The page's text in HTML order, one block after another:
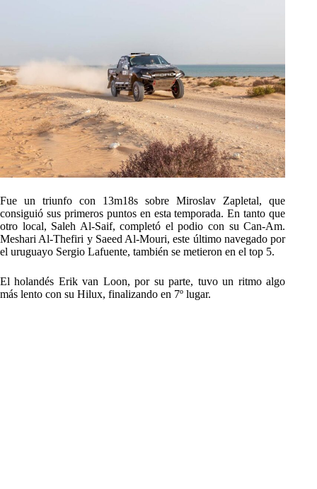
Fue un triunfo con 13m18s sobre Miroslav Zapletal, que
consiguió sus primeros puntos en esta temporada. En tanto que
otro local, Saleh Al-Saif, completó el podio con su Can-Am.
Meshari Al-Thefiri y Saeed Al-Mouri, este último navegado por
el uruguayo Sergio Lafuente, también se metieron en el top 5.
El holandés Erik van Loon, por su parte, tuvo un ritmo algo
más lento con su Hilux, finalizando en 7º lugar.